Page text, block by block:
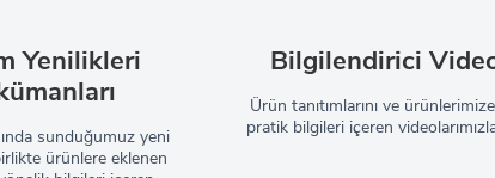
Yenilikleri
sunduğumuz yeni
ürünlere eklenen
Bilgilendirici
Ürün tanıtımlarını ve
pratik bilgileri içeren